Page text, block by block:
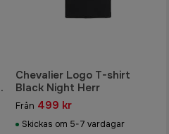
Chevalier Logo T-shirt
Black Night Herr
Från 499 kr
Skickas om 5-7 vardagar